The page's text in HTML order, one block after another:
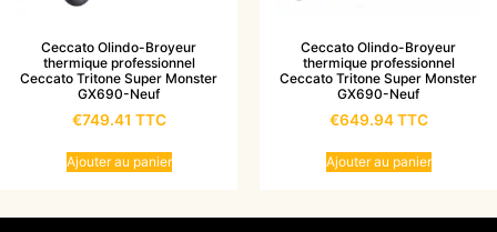
Ceccato Olindo-Broyeur
thermique professionnel
Ceccato Tritone Super Monster
GX690-Neuf
€749.41 TTC
Ajouter au panier
Ceccato Olindo-Broyeur
thermique professionnel
Ceccato Tritone Super Monster
GX690-Neuf
€649.94TTC
Ajouter au panier